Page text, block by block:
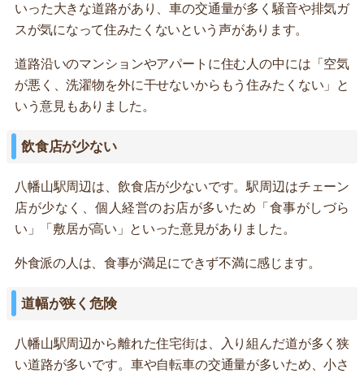
いった大きな道路があり、車の交通量が多く騒音や排気ガ
スが気になって住みたくないという声があります。
道路沿いのマンションやアパートに住む人の中には「空気
が悪く、洗濯物を外に干せないからもう住みたくない」と
いう意見もありました。
飲食店が少ない
八幡山駅周辺は、飲食店が少ないです。駅周辺はチェーン
店が少なく、個人経営のお店が多いため「食事がしづら
い」「敷居が高い」といった意見がありました。
外食派の人は、食事が満足にできず不満に感じます。
道幅が狭く危険
八幡山駅周辺から離れた住宅街は、入り組んだ道が多く狭
い道路が多いです。車や自転車の交通量が多いため、小さ